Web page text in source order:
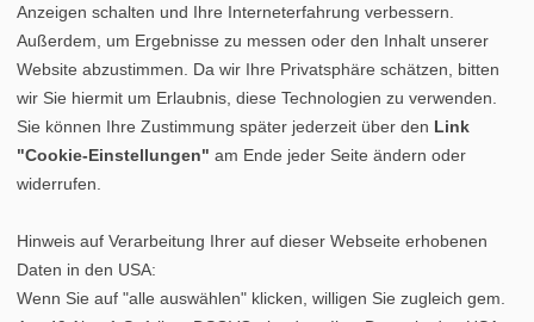
Anzeigen schalten und Ihre Interneterfahrung verbessern.
Außerdem, um Ergebnisse zu messen oder den Inhalt unserer
Website abzustimmen. Da wir Ihre Privatsphäre schätzen, bitten
wir Sie hiermit um Erlaubnis, diese Technologien zu verwenden.
Sie können Ihre Zustimmung später jederzeit über den Link
"Cookie-Einstellungen" am Ende jeder Seite ändern oder
widerrufen.
Hinweis auf Verarbeitung Ihrer auf dieser Webseite erhobenen
Daten in den USA:
Wenn Sie auf "alle auswählen" klicken, willigen Sie zugleich gem.